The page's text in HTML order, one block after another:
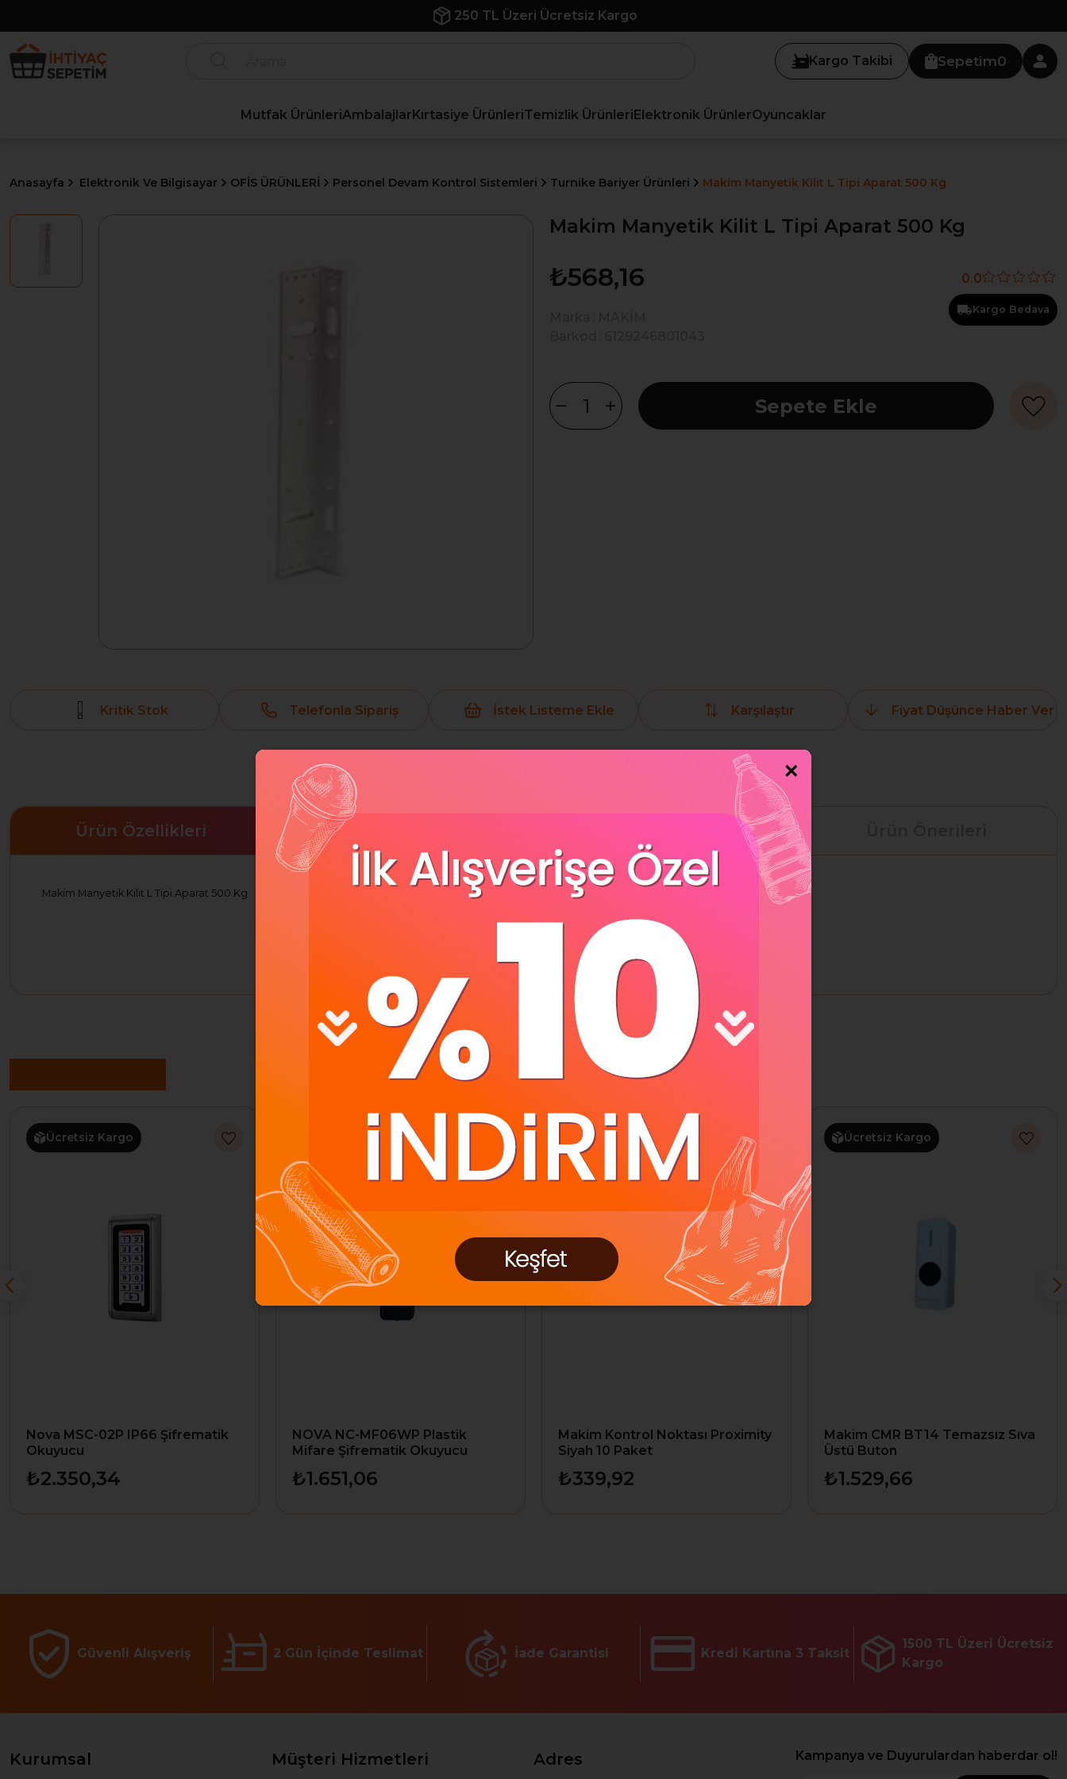
250 TL Üzeri Ücretsiz Kargo
Kargo Takibi Sepetim0
Mutfak ÜrünleriAmbalajlarKırtasiye ÜrünleriTemizlik ÜrünleriElektronik ÜrünlerOyuncaklar
Anasayfa Elektronik Ve Bilgisayar OFİS ÜRÜNLERİ Personel Devam Kontrol Sistemleri Turnike Bariyer Ürünleri Makim Manyetik Kilit L Tipi Aparat 500 Kg
Makim Manyetik Kilit L Tipi Aparat 500 Kg
₺568,16 0.0
Kargo Bedava
Kritik Stok Telefonla Sipariş İstek Listeme Ekle Karşılaştır Fiyat Düşünce Haber Ver
Ürün Özellikleri Ödeme Seçenekleri
Makim Manyetik Kilit L Tipi Aparat 500 Kg
Nova MSC-02P IP66 Şifrematik
Okuyucu
₺2.350,34
Ücretsiz Kargo
NOVA NC-MF06WP Plastik
Mifare Şifrematik Okuyucu
₺1.651,06
Ücretsiz Kargo
Makim Kontrol Noktası Proximity
Siyah 10 Paket
₺339,92
Ücretsiz Kargo
Makim CMR BT14 Temazsız Sıva
Üstü Buton
₺1.529,66
Ücretsiz Kargo
Güvenli Alışveriş 2 Gün İçinde Teslimat İade Garantisi Kredi Kartına 3 Taksit
1500 TL Üzeri Ücretsiz
Kargo
Kurumsal Müşteri Hizmetleri Adres Kampanya ve Duyurulardan haberdar ol!
×